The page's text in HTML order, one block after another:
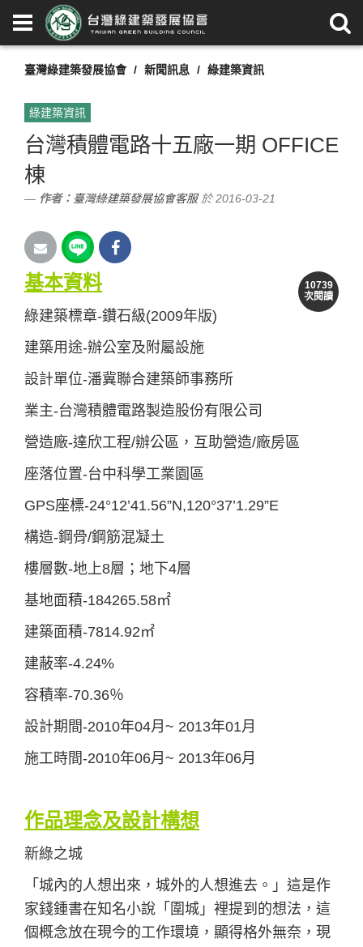
臺灣綠建築發展協會 新聞訊息 綠建築資訊
綠建築資訊
台灣積體電路十五廠一期 OFFICE
棟
作者： 臺灣綠建築發展協會客服於 2016-03-21
10739
次閱讀
基本資料
綠建築標章-鑽石級(2009年版)
建築用途-辦公室及附屬設施
設計單位-潘冀聯合建築師事務所
業主-台灣積體電路製造股份有限公司
營造廠-達欣工程/辦公區，互助營造/廠房區
座落位置-台中科學工業園區
GPS座標-24°12’41.56”N,120°37’1.29”E
構造-鋼骨/鋼筋混凝土
樓層數-地上8層；地下4層
基地面積-184265.58㎡
建築面積-7814.92㎡
建蔽率-4.24%
容積率-70.36％
設計期間-2010年04月~ 2013年01月
施工時間-2010年06月~ 2013年06月
作品理念及設計構想
新綠之城
「城內的人想出來，城外的人想進去。」這是作
家錢鍾書在知名小說「圍城」裡提到的想法，這
個概念放在現今的工作環境，顯得格外無奈，現